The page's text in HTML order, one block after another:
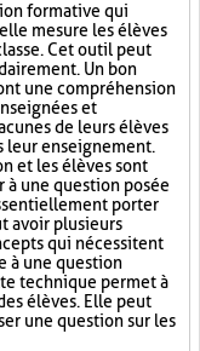
formative qui
mesure les élèves
Cet outil peut
Un bon
une compréhension
et
de leurs élèves
leur enseignement.
et les élèves sont
une question posée
porter
avoir plusieurs
qui nécessitent
à une question
technique permet à
élèves. Elle peut
une question sur les